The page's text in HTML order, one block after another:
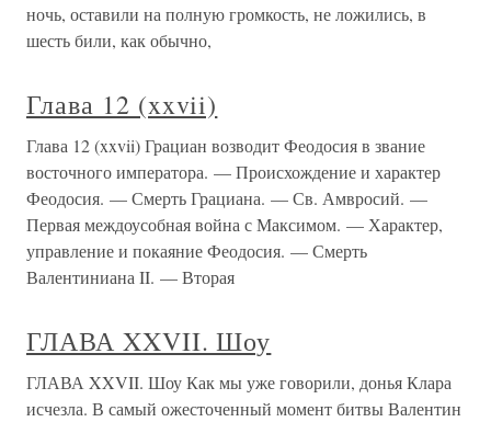
ночь, оставили на полную громкость, не ложились, в
шесть били, как обычно,
Глава 12 (xxvii)
Глава 12 (xxvii) Грациан возводит Феодосия в звание
восточного императора. — Происхождение и характер
Феодосия. — Смерть Грациана. — Св. Амвросий. —
Первая междоусобная война с Максимом. — Характер,
управление и покаяние Феодосия. — Смерть
Валентиниана II. — Вторая
ГЛАВА XXVII. Шоу
ГЛАВА XXVII. Шоу Как мы уже говорили, донья Клара
исчезла. В самый ожесточенный момент битвы Валентин